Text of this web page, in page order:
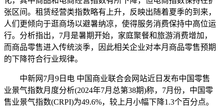
张区间。租赁经营类指数略有上升，反映出随着夏季的到来，
人们更倾向于逛商场以避暑纳凉，使得服务消费保持中高位运
行。分析指出，7月是暑期开始，家庭聚餐和旅游消费增加，
而商品零售进入传统淡季，因此相关企业对本月商品零售预期
的下降符合行业规律。
中新网7月9日电 中国商业联合会网站近日发布中国零售
业景气指数月度分析(2024年7月总第38期)称，7月份，中国零
售业景气指数(CRPI)为49.6%，较上月小幅下降1.3个百分点。